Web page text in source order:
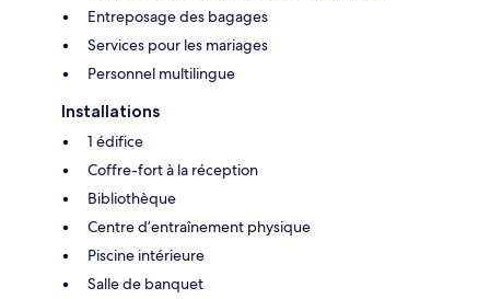
Entreposage des bagages
Services pour les mariages
Personnel multilingue
Installations
1 édifice
Coffre-fort à la réception
Bibliothèque
Centre d’entraînement physique
Piscine intérieure
Salle de banquet